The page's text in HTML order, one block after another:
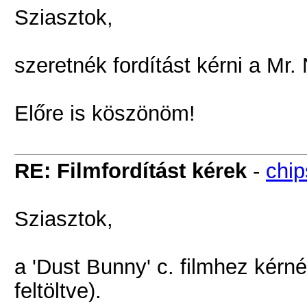
Sziasztok,
szeretnék fordítást kérni a
Előre is köszönöm!
RE: Filmfordítást kérek -
Sziasztok,
a 'Dust Bunny' c. filmhez
feltöltve).